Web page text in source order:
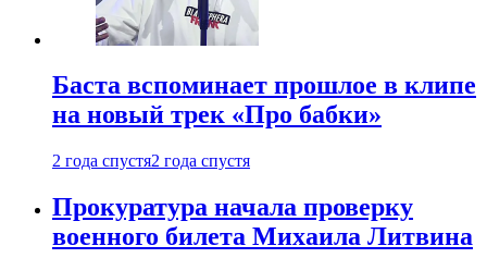
Баста вспоминает прошлое в клипе
на новый трек «Про бабки»
2 года спустя2 года спустя
Прокуратура начала проверку
военного билета Михаила Литвина